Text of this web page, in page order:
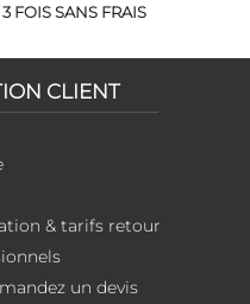
FOIS SANS FRAIS
CLIENT
& tarifs retour
un devis